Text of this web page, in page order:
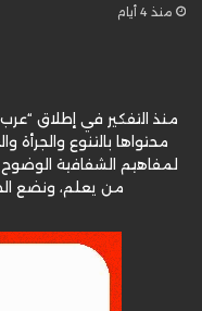
منذ 4 أيام
منذ التفكير في إطلاق
محتواها بالتنوع
لمفاهيم الشفافية الوضوح
من يعلم، ونضع